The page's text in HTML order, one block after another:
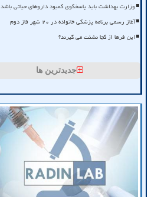
وزارت بهداشت باید پاسخگوی کمبود داروهای حیاتی باشد
آغاز رسمی برنامه پزشکی خانواده در ۲۰ شهر فاز دوم
این فرها از کجا نشئت می گیرند؟
جدیدترین ها